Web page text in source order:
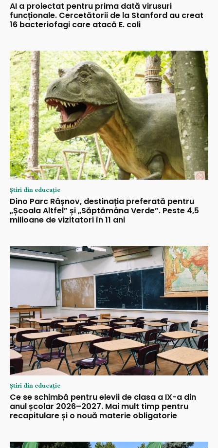
AI a proiectat pentru prima dată virusuri
funcționale. Cercetătorii de la Stanford au creat
16 bacteriofagi care atacă E. coli
Știri din educație
Dino Parc Râșnov, destinația preferată pentru
„Școala Altfel” și „Săptămâna Verde”. Peste 4,5
milioane de vizitatori în 11 ani
Știri din educație
Ce se schimbă pentru elevii de clasa a IX-a din
anul școlar 2026–2027. Mai mult timp pentru
recapitulare și o nouă materie obligatorie